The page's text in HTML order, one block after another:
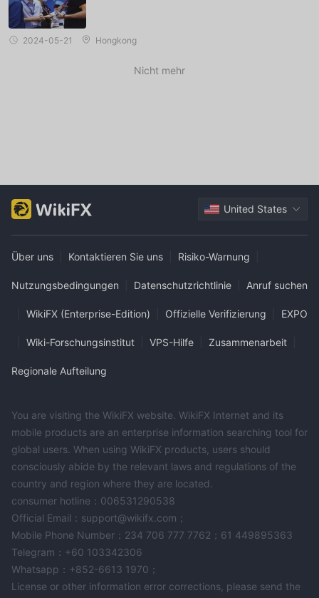
2024-05-21 Hongkong
Nicht mehr
United States
Über uns Kontaktieren Sie uns Risiko-Warnung
Nutzungsbedingungen Datenschutzrichtlinie Anruf suchen
WikiFX (Enterprise-Edition) Offizielle Verifizierung EXPO
Wiki-Forschungsinstitut VPS-Hilfe Zusammenarbeit
Regionale Aufteilung
You are visiting the WikiFX website. WikiFX Internet and its
mobile products are an enterprise information searching tool for
global users. When using WikiFX products, users should
consciously abide by the relevant laws and regulations of the
country and region where they are located.
consumer hotline：006531290538
Official Email：support@wikifx.com；
Mobile Phone Number：234 706 777 7762；61 449895363
Telegram：+60 103342306
Whatsapp：+852-6613 1970；
License or other information error corrections, please send the